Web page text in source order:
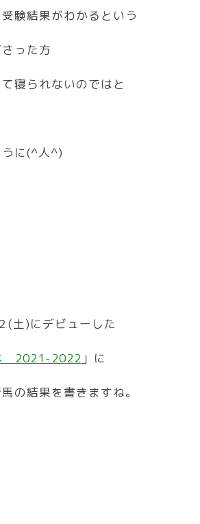
験結果がわかるという
った方
寝られないのではと
うに(^人^)
(土)にデビューした
2021-2022 」に
の結果を書きますね。